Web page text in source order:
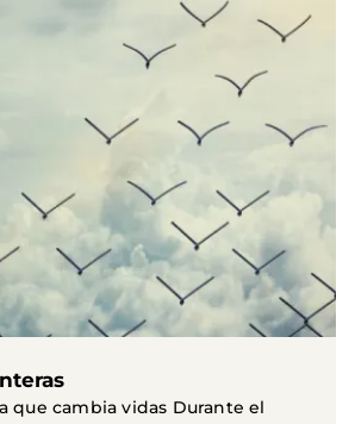
que cambia vidas Durante el